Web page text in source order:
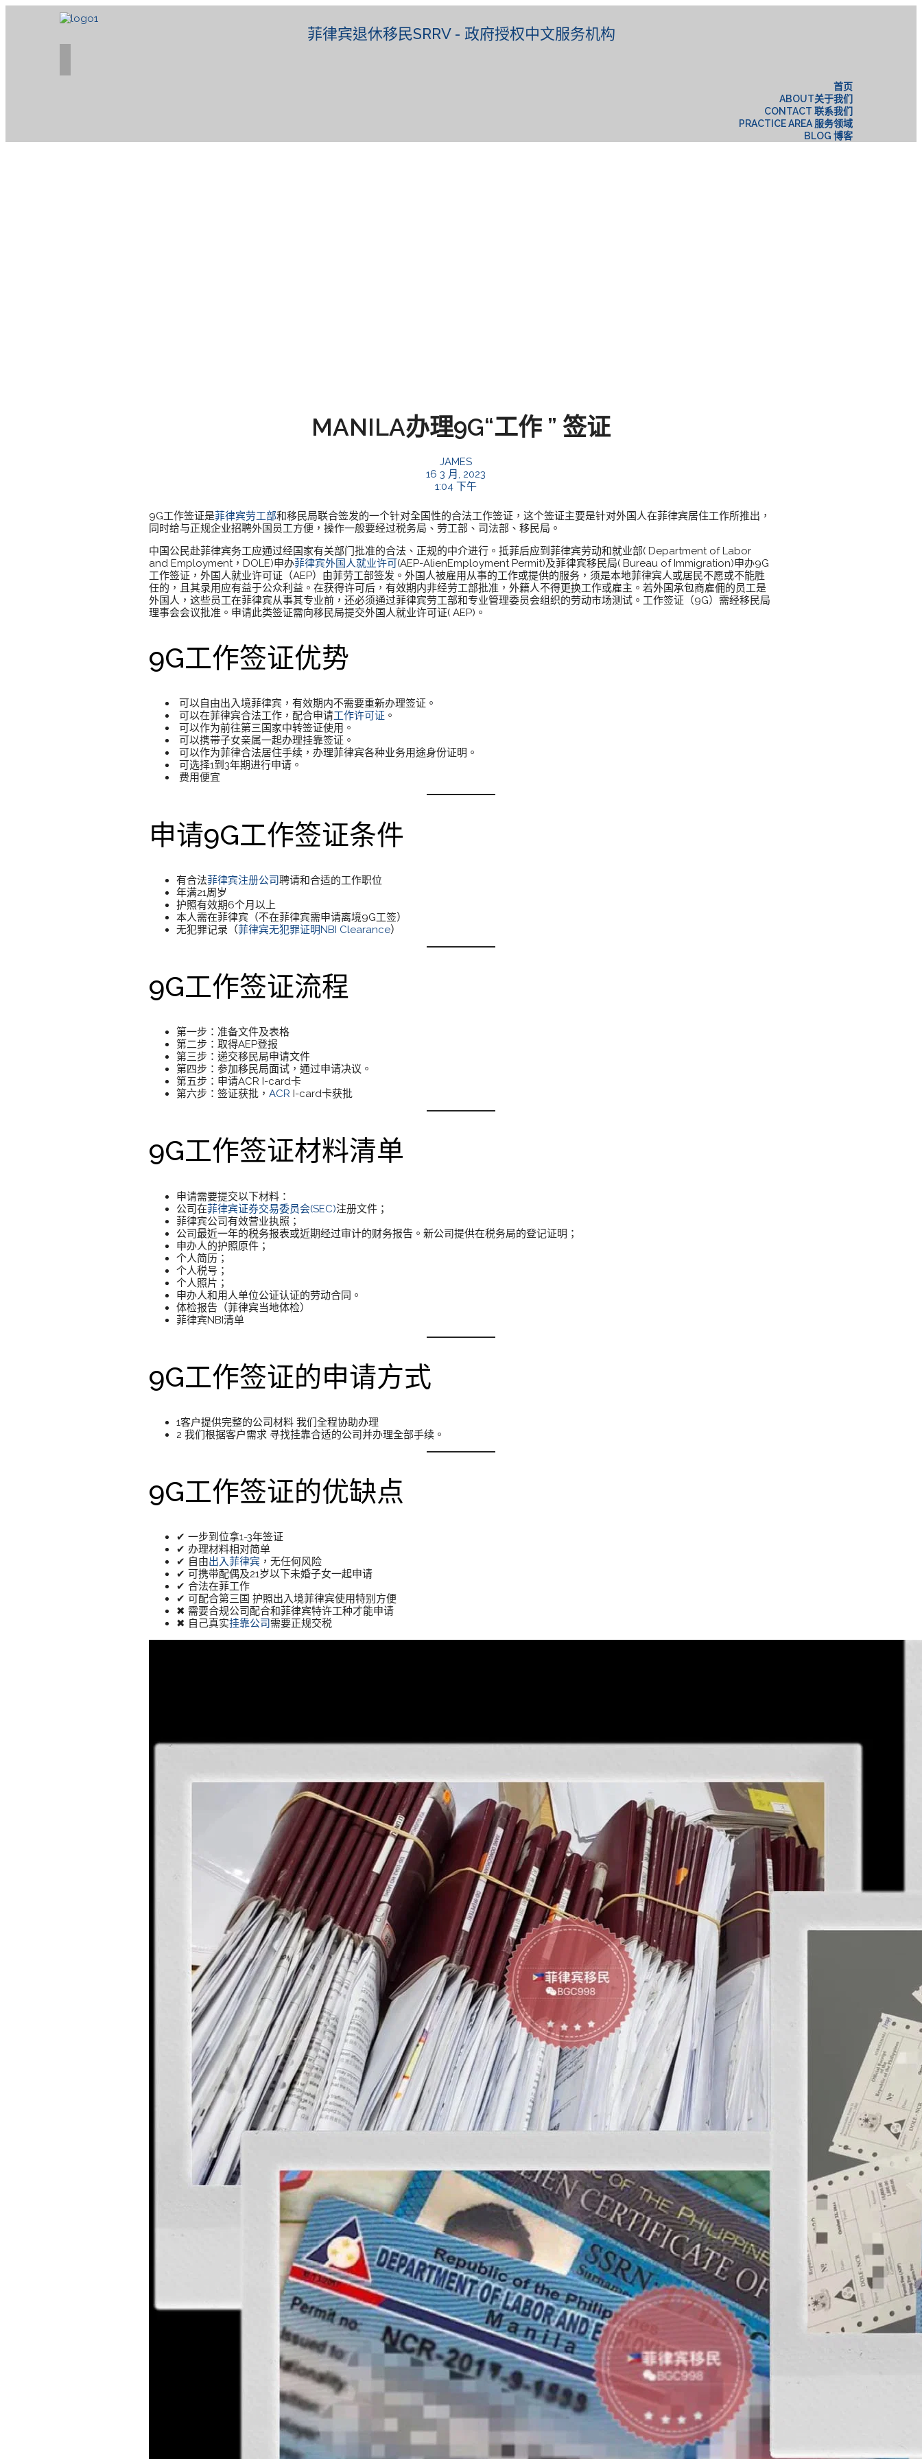
菲律宾退休移民SRRV - 政府授权中文服务机构
首页
ABOUT关于我们
CONTACT 联系我们
PRACTICE AREA 服务领域
BLOG 博客
MANILA办理9G“工作 ” 签证
JAMES
16 3 月, 2023
1:04 下午
9G工作签证是菲律宾劳工部和移民局联合签发的一个针对全国性的合法工作签证，这个签证主要是针对外国人在菲律宾居住工作所推出，
同时给与正规企业招聘外国员工方便，操作一般要经过税务局、劳工部、司法部、移民局。
中国公民赴菲律宾务工应通过经国家有关部门批准的合法、正规的中介进行。抵菲后应到菲律宾劳动和就业部( Department of Labor
and Employment，DOLE)申办菲律宾外国人就业许可(AEP-AlienEmployment Permit)及菲律宾移民局( Bureau of Immigration)申办9G
工作签证，外国人就业许可证（AEP）由菲劳工部签发。外国人被雇用从事的工作或提供的服务，须是本地菲律宾人或居民不愿或不能胜
任的，且其录用应有益于公众利益。在获得许可后，有效期内非经劳工部批准，外籍人不得更换工作或雇主。若外国承包商雇佣的员工是
外国人，这些员工在菲律宾从事其专业前，还必须通过菲律宾劳工部和专业管理委员会组织的劳动市场测试。工作签证（9G）需经移民局
理事会会议批准。申请此类签证需向移民局提交外国人就业许可证( AEP)。
9G工作签证优势
可以自由出入境菲律宾，有效期内不需要重新办理签证。
可以在菲律宾合法工作，配合申请工作许可证 。
可以作为前往第三国家中转签证使用。
可以携带子女亲属一起办理挂靠签证。
可以作为菲律合法居住手续，办理菲律宾各种业务用途身份证明。
可选择1到3年期进行申请。
费用便宜
申请9G工作签证条件
有合法菲律宾注册公司聘请和合适的工作职位
年满21周岁
护照有效期6个月以上
本人需在菲律宾（不在菲律宾需申请离境9G工签）
无犯罪记录（菲律宾无犯罪证明NBI Clearance）
9G工作签证流程
第一步：准备文件及表格
第二步：取得AEP登报
第三步：递交移民局申请文件
第四步：参加移民局面试，通过申请决议。
第五步：申请ACR I-card卡
第六步：签证获批，ACR I-card卡获批
9G工作签证材料清单
申请需要提交以下材料：
公司在菲律宾证券交易委员会(SEC)注册文件；
菲律宾公司有效营业执照；
公司最近一年的税务报表或近期经过审计的财务报告。新公司提供在税务局的登记证明；
申办人的护照原件；
个人简历；
个人税号；
个人照片；
申办人和用人单位公证认证的劳动合同。
体检报告（菲律宾当地体检）
菲律宾NBI清单
9G工作签证的申请方式
1客户提供完整的公司材料 我们全程协助办理
2 我们根据客户需求 寻找挂靠合适的公司并办理全部手续。
9G工作签证的优缺点
✔ 一步到位拿1-3年签证
✔ 办理材料相对简单
✔ 自由出入菲律宾 ，无任何风险
✔ 可携带配偶及21岁以下未婚子女一起申请
✔ 合法在菲工作
✔ 可配合第三国 护照出入境菲律宾使用特别方便
✖ 需要合规公司配合和菲律宾特许工种才能申请
✖ 自己真实挂靠公司需要正规交税